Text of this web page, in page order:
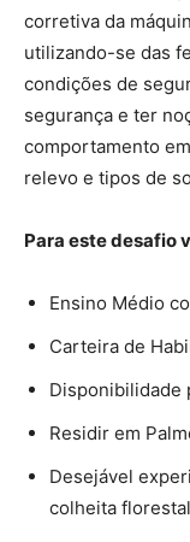
corretiva da
utilizando-se das
condições de
segurança e ter
comportamento
relevo e tipos de
Para este desafio
Ensino Médio
Carteira de
Disponibilidade
Residir em
Desejável
colheita